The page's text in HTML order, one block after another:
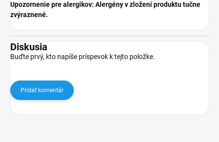
Upozornenie pre alergikov: Alergény v zložení produktu tučne
zvýraznené.
Diskusia
Buďte prvý, kto napíše príspevok k tejto položke.
Pridať komentár